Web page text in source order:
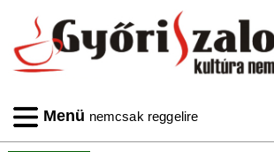
Menü nemcsak reggelire